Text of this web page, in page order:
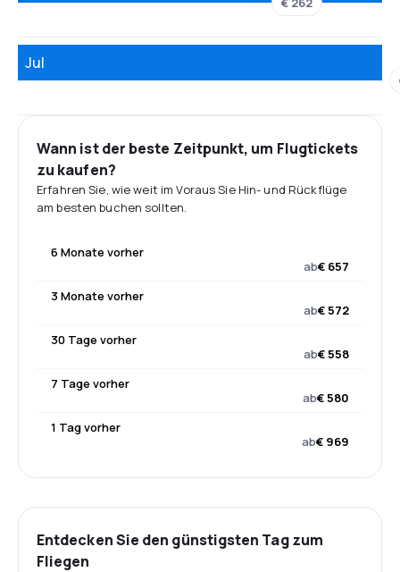
Jul
Wann ist der beste Zeitpunkt, um Flugtickets
zu kaufen?
Erfahren Sie, wie weit im Voraus Sie Hin- und Rückflüge
am besten buchen sollten.
6 Monate vorher
ab€ 657
3 Monate vorher
ab€ 572
30 Tage vorher
ab€ 558
7 Tage vorher
ab€ 580
1 Tag vorher
ab€ 969
Entdecken Sie den günstigsten Tag zum
Fliegen